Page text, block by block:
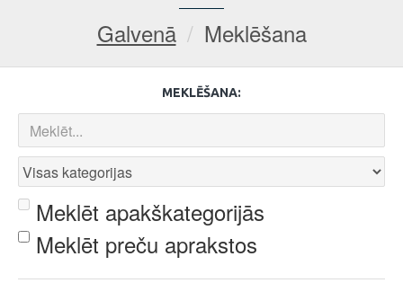
Galvenā Meklēšana
MEKLĒŠANA:
Meklēt apakškategorijās
Meklēt preču aprakstos